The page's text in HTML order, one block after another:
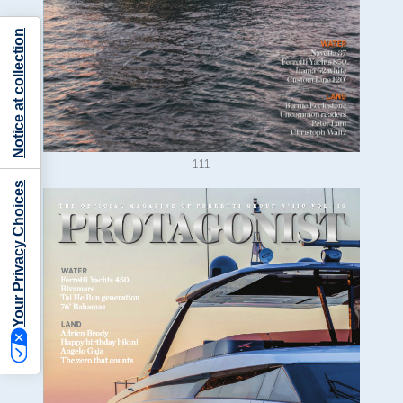
111
Your Privacy Choices
Notice at collection